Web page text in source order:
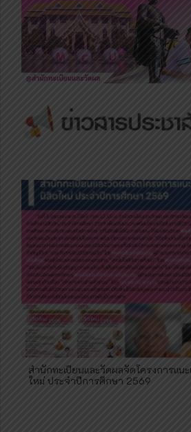
สำนักทะเบียนและวัดผลจัดโครงการแน
ใหม่ ประจำปีการศึกษา 2569